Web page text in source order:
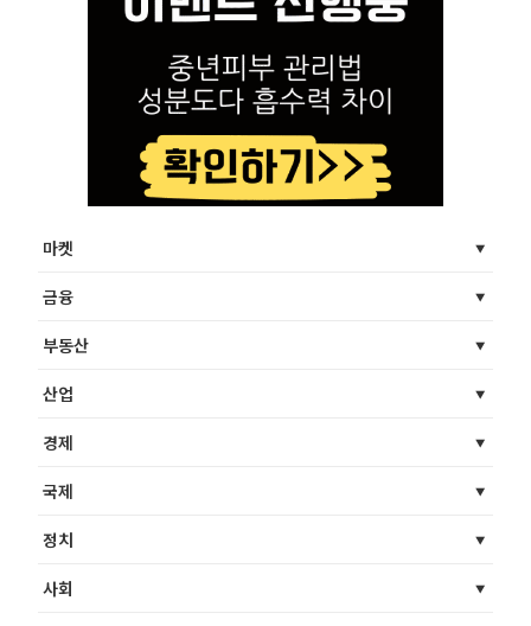
마켓
금융
부동산
산업
경제
국제
정치
사회